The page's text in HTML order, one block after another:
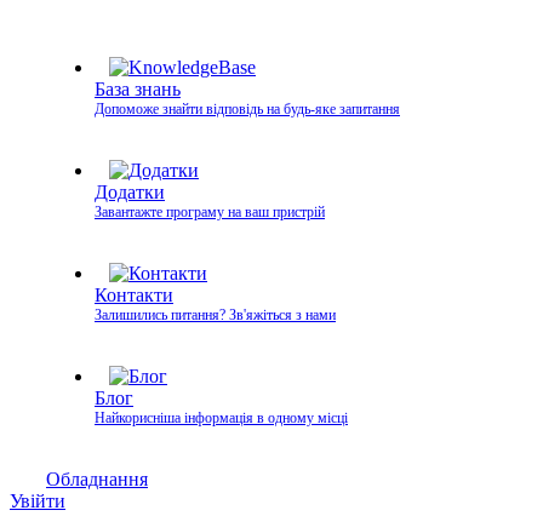
База знань
Допоможе знайти відповідь на будь-яке запитання
Додатки
Завантажте програму на ваш пристрій
Контакти
Залишились питання? Зв'яжіться з нами
Блог
Найкорисніша інформація в одному місці
Обладнання
Увійти